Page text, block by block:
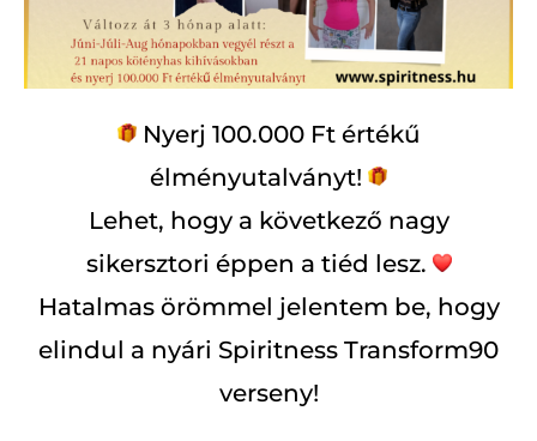
Nyerj 100.000 Ft értékű
élményutalványt!
Lehet, hogy a következő nagy
sikersztori éppen a tiéd lesz.
Hatalmas örömmel jelentem be, hogy
elindul a nyári Spiritness Transform90
verseny!